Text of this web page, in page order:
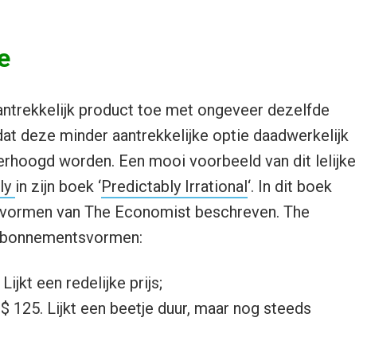
product toe met ongeveer dezelfde
deze minder aantrekkelijke optie daadwerkelijk
worden. Een mooi voorbeeld van dit lelijke
in zijn boek ‘Predictably Irrational‘. In dit boek
van The Economist beschreven. The
een redelijke prijs;
125. Lijkt een beetje duur, maar nog steeds